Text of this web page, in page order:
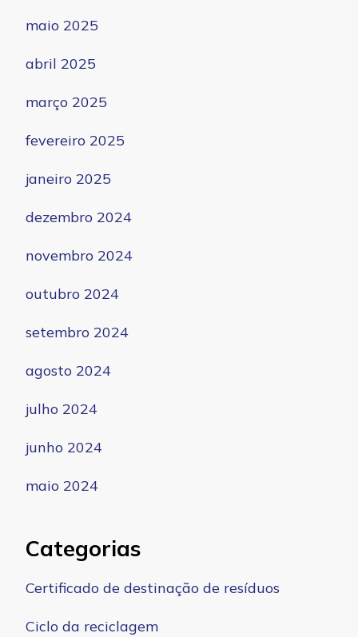
maio 2025
abril 2025
março 2025
fevereiro 2025
janeiro 2025
dezembro 2024
novembro 2024
outubro 2024
setembro 2024
agosto 2024
julho 2024
junho 2024
maio 2024
Categorias
Certificado de destinação de resíduos
Ciclo da reciclagem